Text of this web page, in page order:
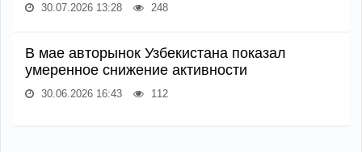
30.07.2026 13:28 248
В мае авторынок Узбекистана показал
умеренное снижение активности
30.06.2026 16:43 112